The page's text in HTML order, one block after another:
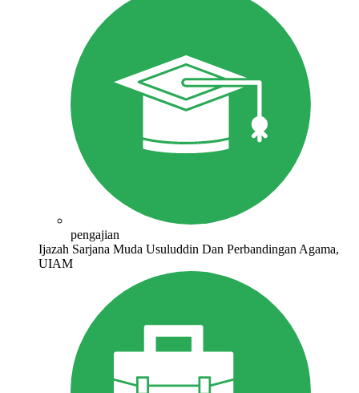
pengajian
Ijazah Sarjana Muda Usuluddin Dan Perbandingan Agama,
UIAM